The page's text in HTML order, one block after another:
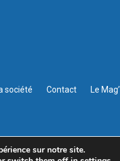
société Contact Le Mag’
sur notre site.